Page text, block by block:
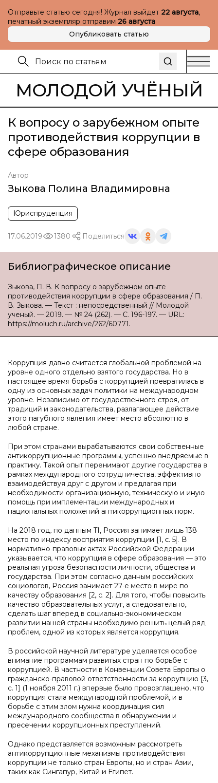
Отправьте статью сегодня! Журнал выйдет 22 августа,
печатный экземпляр отправим 26 августа
Опубликовать статью
МОЛОДОЙ УЧЁНЫЙ
К вопросу о зарубежном опыте
противодействия коррупции в
сфере образования
Автор
Зыкова Полина Владимировна
Юриспруденция
17.06.2019 1380 Поделиться
Библиографическое описание
Зыкова, П. В. К вопросу о зарубежном опыте
противодействия коррупции в сфере образования / П.
В. Зыкова. — Текст : непосредственный // Молодой
ученый. — 2019. — № 24 (262). — С. 196-197. — URL:
https://moluch.ru/archive/262/60771.
Коррупция давно считается глобальной проблемой на
уровне одного отдельно взятого государства. Но в
настоящее время борьба с коррупцией превратилась в
одну из основных задач политики на международном
уровне. Независимо от государственного строя, от
традиций и законодательства, разлагающее действие
этого пагубного явления имеет место абсолютно в
любой стране.
При этом странами вырабатываются свои собственные
антикоррупционные программы, успешно внедряемые в
практику. Такой опыт перенимают другие государства в
рамках международного сотрудничества, эффективно
взаимодействуя друг с другом и предлагая при
необходимости организационную, техническую и иную
помощь при имплементации международных и
национальных положений антикоррупционных норм.
На 2018 год, по данным TI, Россия занимает лишь 138
место по индексу восприятия коррупции [1, с. 5]. В
нормативно-правовых актах Российской Федерации
указывается, что коррупция в сфере образования — это
реальная угроза безопасности личности, общества и
государства. При этом согласно данным российских
социологов, Россия занимает 27-е место в мире по
качеству образования [2, с. 2]. Для того, чтобы повысить
качество образовательных услуг, а следовательно,
сделать шаг вперед в социально-экономическом
развитии нашей страны необходимо решить целый ряд
проблем, одной из которых является коррупция.
В российской научной литературе уделяется особое
внимание программам развитых стран по борьбе с
коррупцией. В частности в Конвенции Совета Европы о
гражданско-правовой ответственности за коррупцию [3,
с. 1] (1 ноября 2011 г.) впервые было провозглашено, что
коррупция стала международной проблемой, и в
борьбе с этим злом нужна координация сил
международного сообщества в обнаружении и
пресечении коррупционных преступлений.
Однако представляется возможным рассмотреть
антикоррупционные механизмы противодействия
коррупции не только стран Европы, но и стран Азии,
таких как Сингапур, Китай и Египет.